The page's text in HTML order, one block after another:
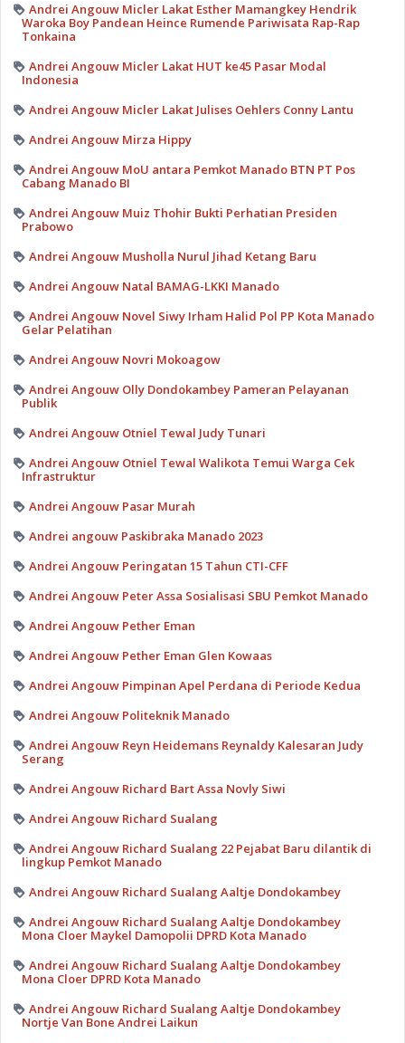
Andrei Angouw Micler Lakat Esther Mamangkey Hendrik
Waroka Boy Pandean Heince Rumende Pariwisata Rap-Rap
Tonkaina
Andrei Angouw Micler Lakat HUT ke45 Pasar Modal
Indonesia
Andrei Angouw Micler Lakat Julises Oehlers Conny Lantu
Andrei Angouw Mirza Hippy
Andrei Angouw MoU antara Pemkot Manado BTN PT Pos
Cabang Manado BI
Andrei Angouw Muiz Thohir Bukti Perhatian Presiden
Prabowo
Andrei Angouw Musholla Nurul Jihad Ketang Baru
Andrei Angouw Natal BAMAG-LKKI Manado
Andrei Angouw Novel Siwy Irham Halid Pol PP Kota Manado
Gelar Pelatihan
Andrei Angouw Novri Mokoagow
Andrei Angouw Olly Dondokambey Pameran Pelayanan
Publik
Andrei Angouw Otniel Tewal Judy Tunari
Andrei Angouw Otniel Tewal Walikota Temui Warga Cek
Infrastruktur
Andrei Angouw Pasar Murah
Andrei angouw Paskibraka Manado 2023
Andrei Angouw Peringatan 15 Tahun CTI-CFF
Andrei Angouw Peter Assa Sosialisasi SBU Pemkot Manado
Andrei Angouw Pether Eman
Andrei Angouw Pether Eman Glen Kowaas
Andrei Angouw Pimpinan Apel Perdana di Periode Kedua
Andrei Angouw Politeknik Manado
Andrei Angouw Reyn Heidemans Reynaldy Kalesaran Judy
Serang
Andrei Angouw Richard Bart Assa Novly Siwi
Andrei Angouw Richard Sualang
Andrei Angouw Richard Sualang 22 Pejabat Baru dilantik di
lingkup Pemkot Manado
Andrei Angouw Richard Sualang Aaltje Dondokambey
Andrei Angouw Richard Sualang Aaltje Dondokambey
Mona Cloer Maykel Damopolii DPRD Kota Manado
Andrei Angouw Richard Sualang Aaltje Dondokambey
Mona Cloer DPRD Kota Manado
Andrei Angouw Richard Sualang Aaltje Dondokambey
Nortje Van Bone Andrei Laikun